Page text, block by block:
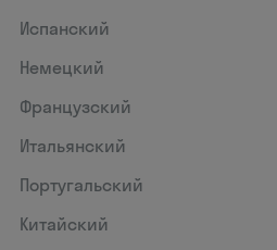
Испанский
Немецкий
Французский
Итальянский
Португальский
Китайский